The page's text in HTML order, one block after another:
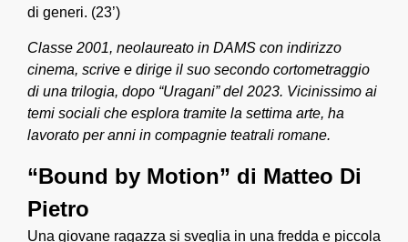
di generi. (23’)
Classe 2001, neolaureato in DAMS con indirizzo
cinema, scrive e dirige il suo secondo cortometraggio
di una trilogia, dopo “Uragani” del 2023. Vicinissimo ai
temi sociali che esplora tramite la settima arte, ha
lavorato per anni in compagnie teatrali romane.
“Bound by Motion” di Matteo Di
Pietro
Una giovane ragazza si sveglia in una fredda e piccola